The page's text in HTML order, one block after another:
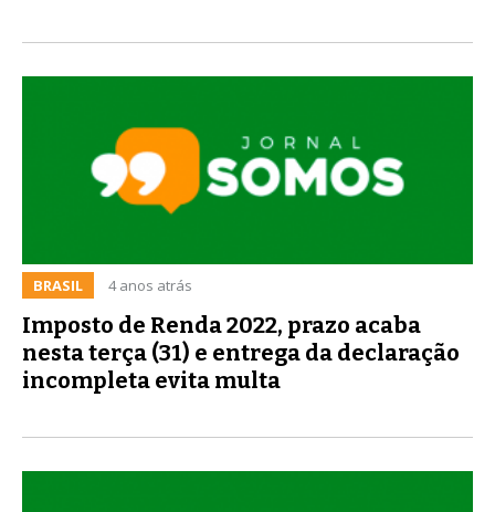
BRASIL 4 anos atrás
Imposto de Renda 2022, prazo acaba
nesta terça (31) e entrega da declaração
incompleta evita multa